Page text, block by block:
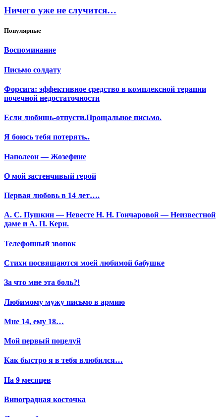
Ничего уже не случится…
Популярные
Воспоминание
Письмо солдату
Форсига: эффективное средство в комплексной терапии
почечной недостаточности
Если любишь-отпусти.Прощальное письмо.
Я боюсь тебя потерять..
Наполеон — Жозефине
О мой застенчивый герой
Первая любовь в 14 лет….
А. С. Пушкин — Невесте Н. Н. Гончаровой — Неизвестной
даме и А. П. Керн.
Телефонный звонок
Стихи посвящаются моей любимой бабушке
За что мне эта боль?!
Любимому мужу письмо в армию
Мне 14, ему 18…
Мой первый поцелуй
Как быстро я в тебя влюбился…
На 9 месяцев
Виноградная косточка